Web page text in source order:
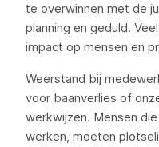
te overwinnen met de
planning en geduld.
impact op mensen en
Weerstand bij
voor baanverlies of
werkwijzen. Mensen
werken, moeten